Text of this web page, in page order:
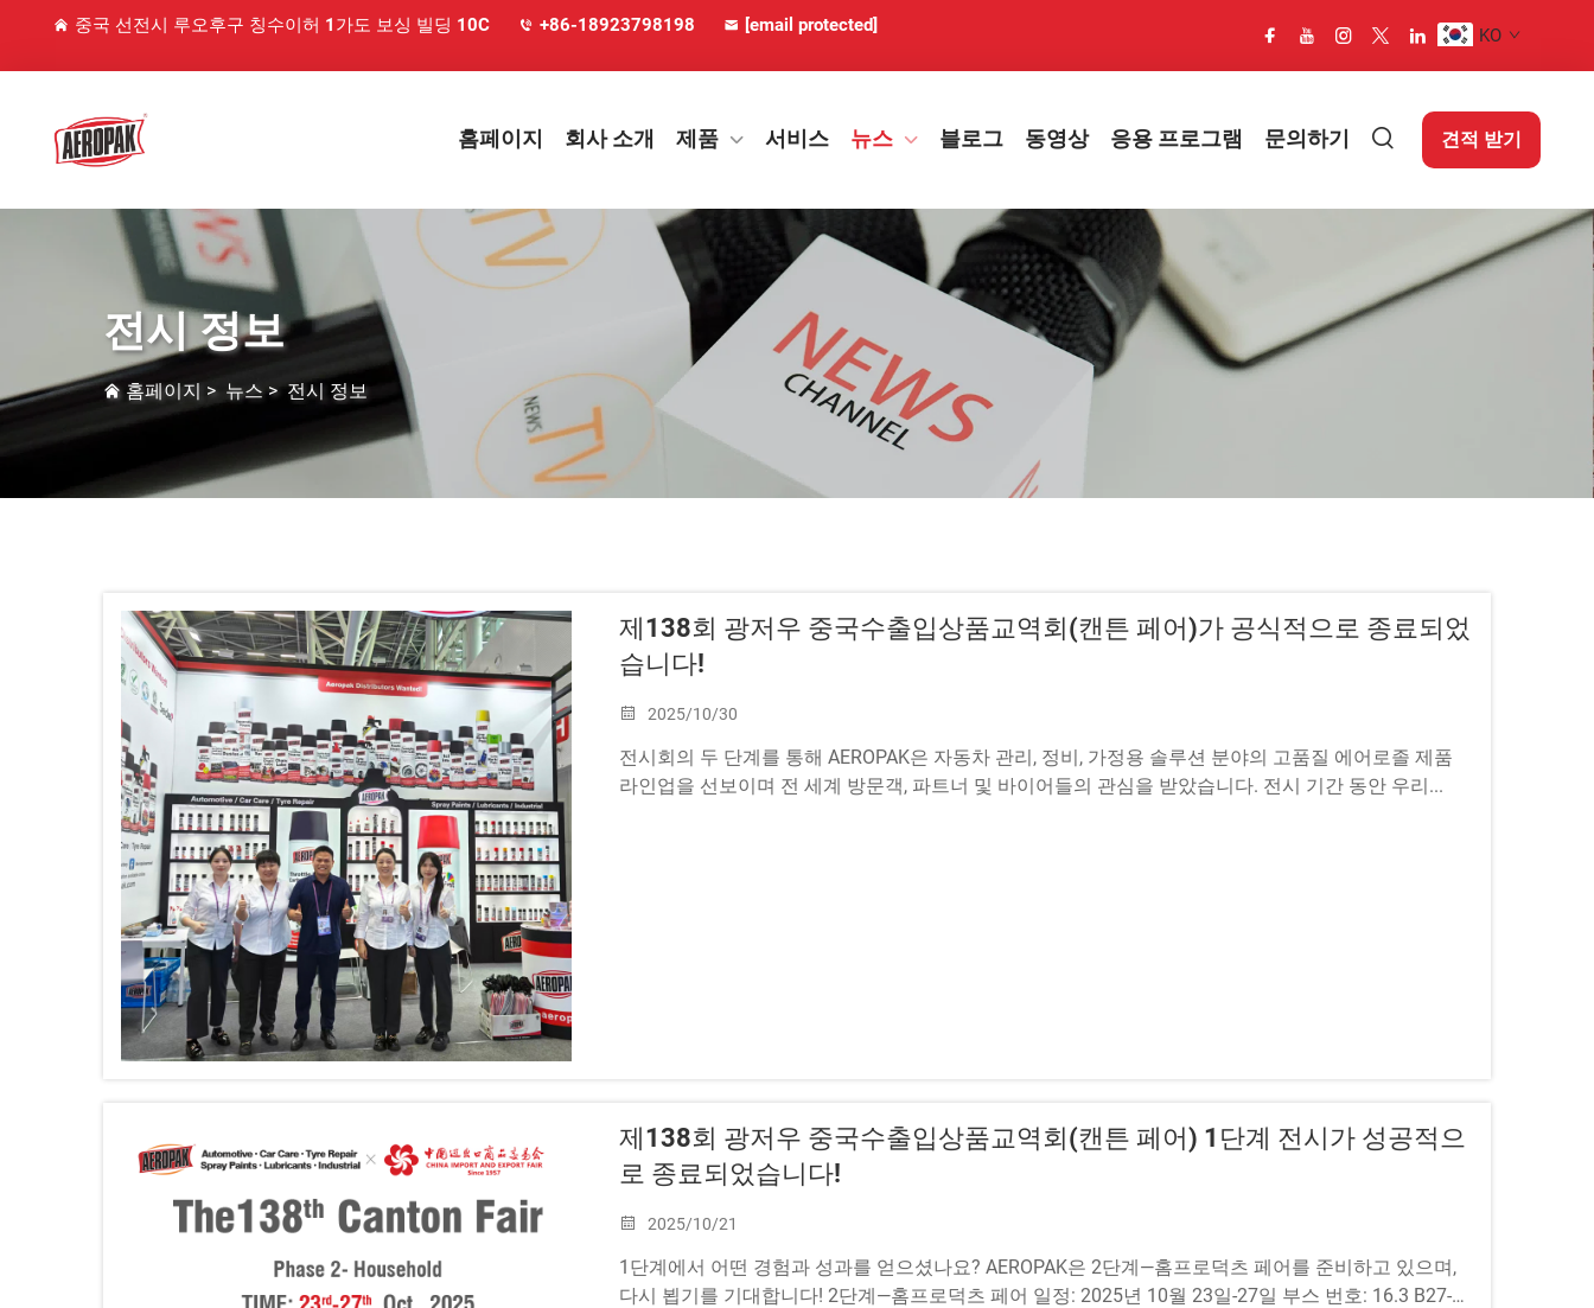
중국 선전시 루오후구 칭수이허 1가도 보싱 빌딩 10C +86-18923798198 [email protected] KO
홈페이지 회사 소개 제품 서비스 뉴스 블로그 동영상 응용 프로그램 문의하기 견적 받기
전시 정보
홈페이지 > 뉴스>전시 정보
제138회 광저우 중국수출입상품교역회(캔튼 페어)가 공식적으로 종료되었
습니다!
2025/10/30
전시회의 두 단계를 통해 AEROPAK은 자동차 관리, 정비, 가정용 솔루션 분야의 고품질 에어로졸 제품
라인업을 선보이며 전 세계 방문객, 파트너 및 바이어들의 관심을 받았습니다. 전시 기간 동안 우리...
제138회 광저우 중국수출입상품교역회(캔튼 페어) 1단계 전시가 성공적으
로 종료되었습니다!
2025/10/21
1단계에서 어떤 경험과 성과를 얻으셨나요? AEROPAK은 2단계—홈프로덕츠 페어를 준비하고 있으며,
다시 뵙기를 기대합니다! 2단계—홈프로덕츠 페어 일정: 2025년 10월 23일-27일 부스 번호: 16.3 B27-